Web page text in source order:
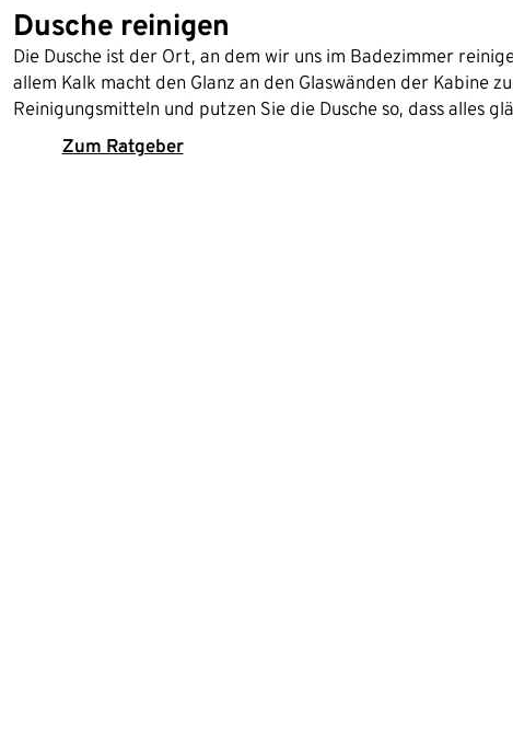
Dusche reinigen
Die Dusche ist der Ort, an dem wir uns im Badezimmer
allem Kalk macht den Glanz an den Glaswänden der Kabine
Reinigungsmitteln und putzen Sie die Dusche so, dass alles
Zum Ratgeber